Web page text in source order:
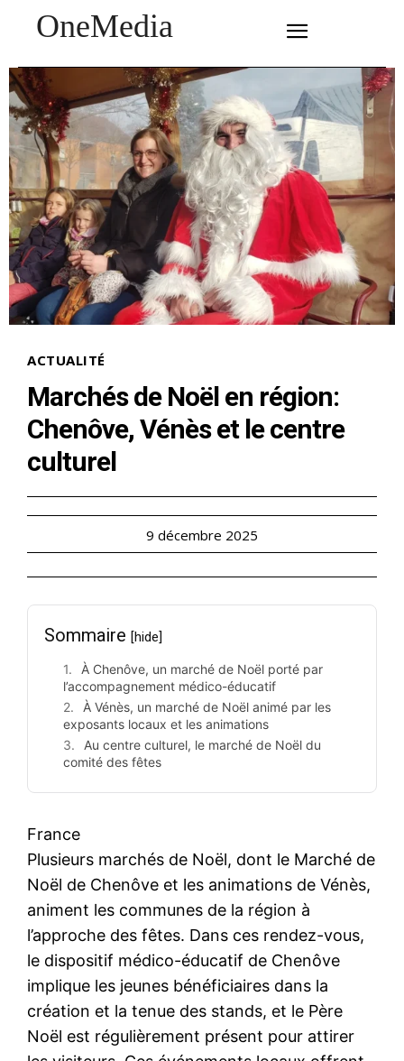
OneMedia
ACTUALITÉ
Marchés de Noël en région:
Chenôve, Vénès et le centre
culturel
9 décembre 2025
Sommaire [hide]
À Chenôve, un marché de Noël porté par
l’accompagnement médico-éducatif
À Vénès, un marché de Noël animé par les
exposants locaux et les animations
Au centre culturel, le marché de Noël du
comité des fêtes
France
Plusieurs marchés de Noël, dont le Marché de
Noël de Chenôve et les animations de Vénès,
animent les communes de la région à
l’approche des fêtes. Dans ces rendez-vous,
le dispositif médico-éducatif de Chenôve
implique les jeunes bénéficiaires dans la
création et la tenue des stands, et le Père
Noël est régulièrement présent pour attirer